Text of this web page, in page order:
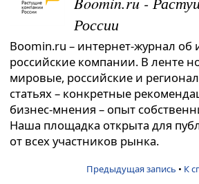
России
Boomin.ru – интернет-журнал об
российские компании. В ленте
мировые, российские и
статьях – конкретные
бизнес-мнения – опыт
Наша площадка открыта для
от всех участников рынка.
Предыдущая запись • К